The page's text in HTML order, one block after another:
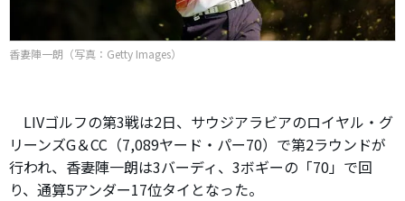
香妻陣一朗（写真：Getty Images）
LIVゴルフの第3戦は2日、サウジアラビアのロイヤル・グ
リーンズG＆CC（7,089ヤード・パー70）で第2ラウンドが
行われ、香妻陣一朗は3バーディ、3ボギーの「70」で回
り、通算5アンダー17位タイとなった。